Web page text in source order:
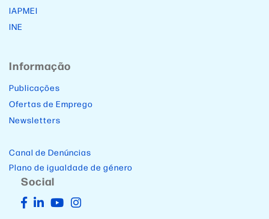
IAPMEI
INE
Informação
Publicações
Ofertas de Emprego
Newsletters
Canal de Denúncias
Plano de igualdade de género
Social